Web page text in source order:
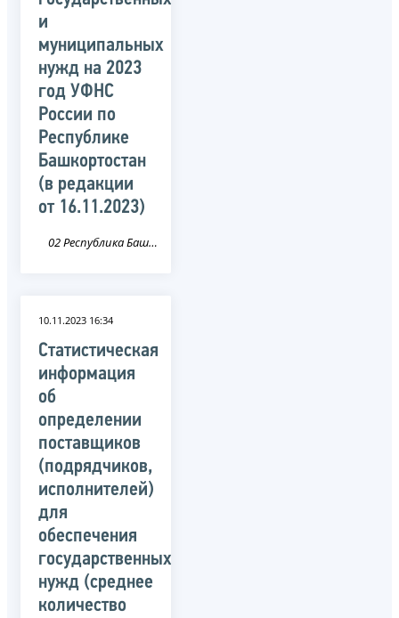
и
муниципальных
нужд на 2023
год УФНС
России по
Республике
Башкортостан
(в редакции
от 16.11.2023)
02 Республика Башкортостан
10.11.2023 16:34
Статистическая
информация
об
определении
поставщиков
(подрядчиков,
исполнителей)
для
обеспечения
государственных
нужд (среднее
количество